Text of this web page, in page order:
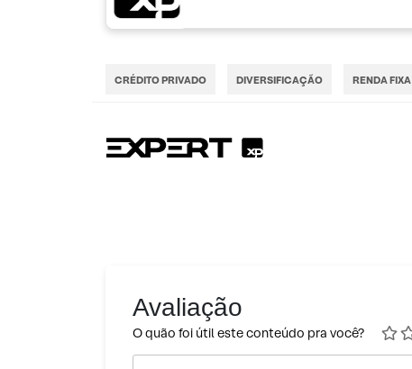
CRÉDITO PRIVADO DIVERSIFICAÇÃO RENDA FIXA
Avaliação
O quão foi útil este conteúdo pra você?